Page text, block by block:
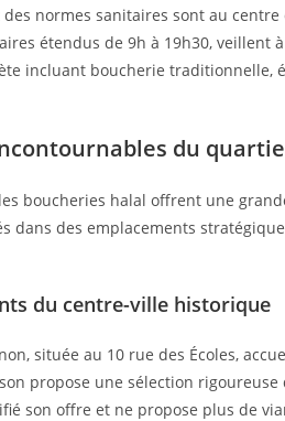
normes sanitaires sont au
étendus de 9h à 19h30,
incluant boucherie
du
boucheries halal offrent une
dans des emplacements
du centre-ville historique
située au 10 rue des Écoles,
propose une sélection
son offre et ne propose plus de